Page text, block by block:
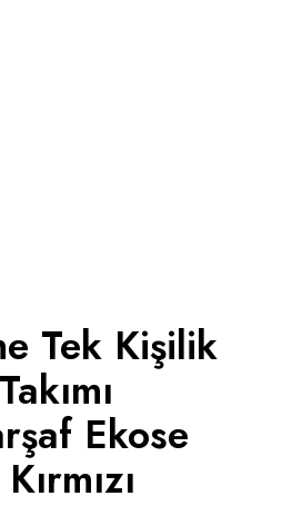
Tek Kişilik
Ekose